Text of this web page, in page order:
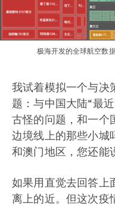
极海开发的全球航空数
我试着模拟一个与决
题：与中国大陆“最
古怪的问题，和一个
边境线上的那些小城
和澳门地区，您还能
如果用直觉去回答上
离上的近。但这次疫